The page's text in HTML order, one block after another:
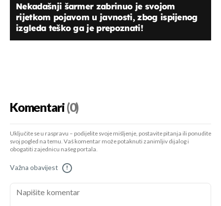
Nekadašnji šarmer zabrinuo je svojom
rijetkom pojavom u javnosti, zbog ispijenog
izgleda teško ga je prepoznati!
Komentari(0)
Uključite se u raspravu – podijelite svoje mišljenje, postavite pitanja ili ponudite
svoj pogled na temu. Vaš komentar može potaknuti zanimljiv dijalog i
obogatiti zajednicu našeg portala.
Važna obavijest !